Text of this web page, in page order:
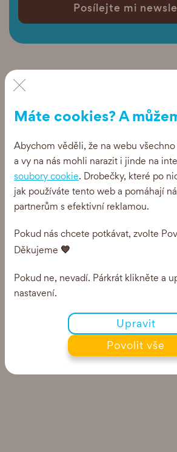
Posílejte mi
Gheetella
Mandle & káva 1000 ml - karton
×
Máte cookies? A
Abychom věděli, že na webu
a vy na nás mohli narazit i jinde na
soubory cookie. Drobečky, které po
jak používáte tento web a pomáhají
partnerům s efektivní reklamou.
Pokud nás chcete potkávat, zvolte
Děkujeme 💙
Pokud ne, nevadí. Párkrát klikněte a
nastavení.
Upravit
Povolit vše